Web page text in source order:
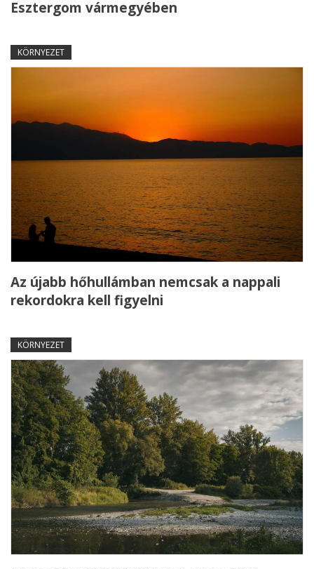
Esztergom vármegyében
KÖRNYEZET
Az újabb hőhullámban nemcsak a nappali
rekordokra kell figyelni
KÖRNYEZET